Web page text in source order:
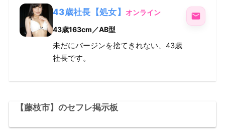
43歳社長【処女】
オンライン
43歳163cm／AB型
未だにバージンを捨てきれない、43歳
社長です。
【藤枝市】のセフレ掲示板